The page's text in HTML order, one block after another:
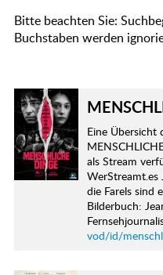
Bitte beachten Sie:
Buchstaben werden
Eine Übersicht
als Stream
WerStreamt.es
die Farels sind
Bilderbuch:
vod/id/